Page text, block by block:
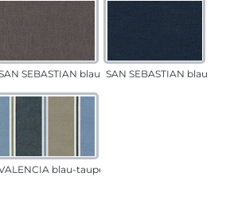
SEBASTIAN blau-sandSAN SEBASTIAN blau
blau-taupe